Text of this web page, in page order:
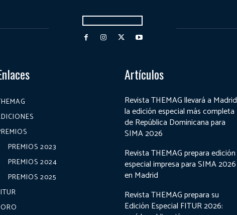
PREMIOS 2023
PREMIOS 2024
PREMIOS 2025
Artículos
Revista THEMAG llevará a Madrid
la edición especial más completa
de República Dominicana para
SIMA 2026
Revista THEMAG prepara edición
especial impresa para SIMA 2026
en Madrid
Revista THEMAG prepara su
Edición Especial FITUR 2026: